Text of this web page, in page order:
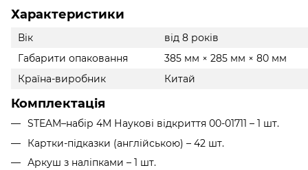
Характеристики
Вік
від 8 років
Габарити опаковання
385 мм × 285 мм × 80 мм
Країна-виробник
Китай
Комплектація
STEAM–набір 4M Наукові відкриття 00-01711 – 1 шт.
Картки-підказки (англійською) – 42 шт.
Аркуш з наліпками – 1 шт.